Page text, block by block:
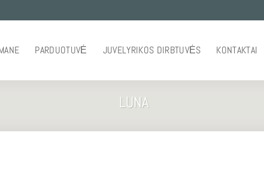
PARDUOTUVĖ JUVELYRIKOS DIRBTUVĖS KONTAKTAI
LUNA